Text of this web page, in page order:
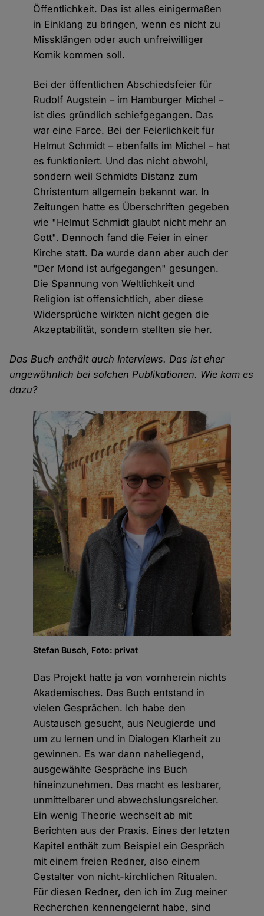
Öffentlichkeit. Das ist alles einigermaßen
in Einklang zu bringen, wenn es nicht zu
Missklängen oder auch unfreiwilliger
Komik kommen soll.
Bei der öffentlichen Abschiedsfeier für
Rudolf Augstein – im Hamburger Michel –
ist dies gründlich schiefgegangen. Das
war eine Farce. Bei der Feierlichkeit für
Helmut Schmidt – ebenfalls im Michel – hat
es funktioniert. Und das nicht obwohl,
sondern weil Schmidts Distanz zum
Christentum allgemein bekannt war. In
Zeitungen hatte es Überschriften gegeben
wie "Helmut Schmidt glaubt nicht mehr an
Gott". Dennoch fand die Feier in einer
Kirche statt. Da wurde dann aber auch der
"Der Mond ist aufgegangen" gesungen.
Die Spannung von Weltlichkeit und
Religion ist offensichtlich, aber diese
Widersprüche wirkten nicht gegen die
Akzeptabilität, sondern stellten sie her.
Das Buch enthält auch Interviews. Das ist eher
ungewöhnlich bei solchen Publikationen. Wie kam es
dazu?
Stefan Busch, Foto: privat
Das Projekt hatte ja von vornherein nichts
Akademisches. Das Buch entstand in
vielen Gesprächen. Ich habe den
Austausch gesucht, aus Neugierde und
um zu lernen und in Dialogen Klarheit zu
gewinnen. Es war dann naheliegend,
ausgewählte Gespräche ins Buch
hineinzunehmen. Das macht es lesbarer,
unmittelbarer und abwechslungsreicher.
Ein wenig Theorie wechselt ab mit
Berichten aus der Praxis. Eines der letzten
Kapitel enthält zum Beispiel ein Gespräch
mit einem freien Redner, also einem
Gestalter von nicht-kirchlichen Ritualen.
Für diesen Redner, den ich im Zug meiner
Recherchen kennengelernt habe, sind